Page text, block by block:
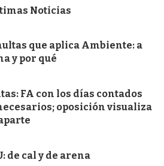
Noticias
que aplica Ambiente: a
y por qué
FA con los días contados
oposición visualiza
de cal y de arena